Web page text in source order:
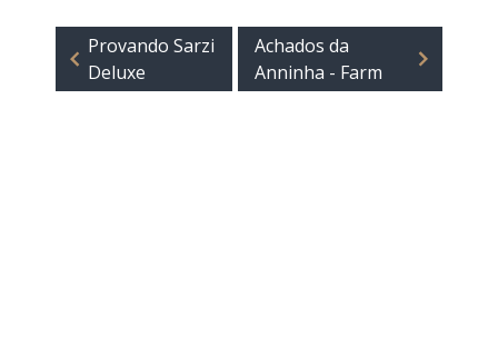
Provando Sarzi
Deluxe
Achados da
Anninha - Farm